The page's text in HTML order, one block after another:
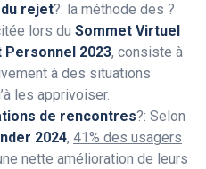
rejet?: la méthode des ?
lors du Sommet Virtuel
Personnel 2023, consiste à
à des situations
les apprivoiser.
de rencontres?: Selon
2024, 41% des usagers
nette amélioration de leurs